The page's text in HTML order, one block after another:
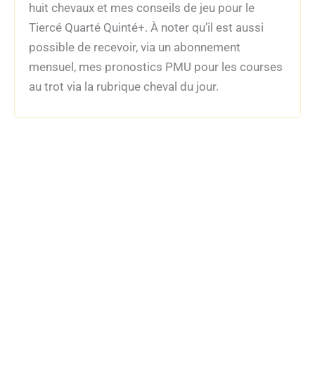
huit chevaux et mes conseils de jeu pour le
Tiercé Quarté Quinté+. À noter qu’il est aussi
possible de recevoir, via un abonnement
mensuel, mes pronostics PMU pour les courses
au trot via la rubrique cheval du jour.